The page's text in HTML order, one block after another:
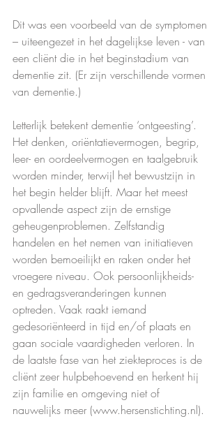
Dit was een voorbeeld van de symptomen
– uiteengezet in het dagelijkse leven - van
een cliënt die in het beginstadium van
dementie zit. (Er zijn verschillende vormen
van dementie.)
Letterlijk betekent dementie ‘ontgeesting’.
Het denken, oriëntatievermogen, begrip,
leer- en oordeelvermogen en taalgebruik
worden minder, terwijl het bewustzijn in
het begin helder blijft. Maar het meest
opvallende aspect zijn de ernstige
geheugenproblemen. Zelfstandig
handelen en het nemen van initiatieven
worden bemoeilijkt en raken onder het
vroegere niveau. Ook persoonlijkheids-
en gedragsveranderingen kunnen
optreden. Vaak raakt iemand
gedesoriënteerd in tijd en/of plaats en
gaan sociale vaardigheden verloren. In
de laatste fase van het ziekteproces is de
cliënt zeer hulpbehoevend en herkent hij
zijn familie en omgeving niet of
nauwelijks meer (www.hersenstichting.nl).